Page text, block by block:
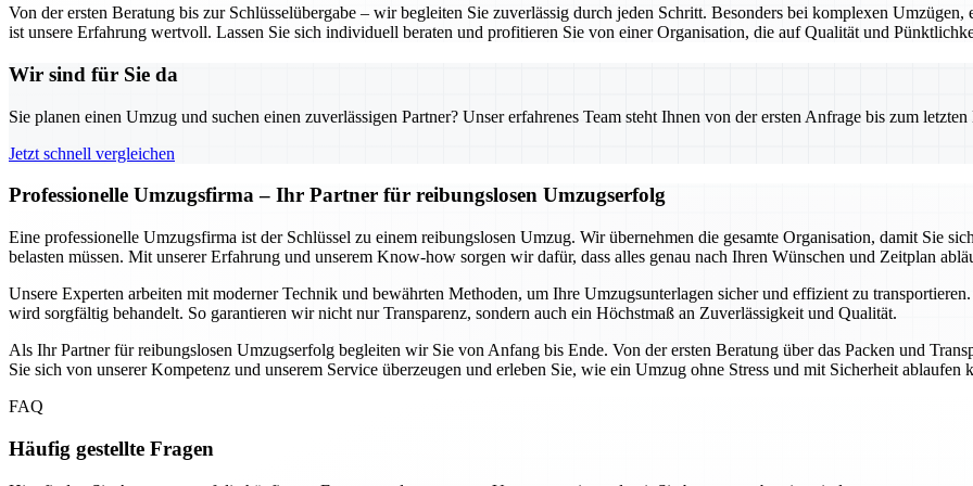
Von der ersten Beratung bis zur Schlüsselübergabe – wir begleiten Sie zuverlässig durch jeden Schritt. Besonders bei komplexen
ist unsere Erfahrung wertvoll. Lassen Sie sich individuell beraten und profitieren Sie von einer Organisation, die auf Qualität und
Wir sind für Sie da
Sie planen einen Umzug und suchen einen zuverlässigen Partner? Unser erfahrenes Team steht Ihnen von der ersten Anfrage bis zum
Jetzt schnell vergleichen
Professionelle Umzugsfirma – Ihr Partner für reibungslosen Umzugserfolg
Eine professionelle Umzugsfirma ist der Schlüssel zu einem reibungslosen Umzug. Wir übernehmen die gesamte Organisation, damit Sie
belasten müssen. Mit unserer Erfahrung und unserem Know-how sorgen wir dafür, dass alles genau nach Ihren Wünschen und Zeitplan
Unsere Experten arbeiten mit moderner Technik und bewährten Methoden, um Ihre Umzugsunterlagen sicher und effizient zu
wird sorgfältig behandelt. So garantieren wir nicht nur Transparenz, sondern auch ein Höchstmaß an Zuverlässigkeit und Qualität.
Als Ihr Partner für reibungslosen Umzugserfolg begleiten wir Sie von Anfang bis Ende. Von der ersten Beratung über das Packen und
Sie sich von unserer Kompetenz und unserem Service überzeugen und erleben Sie, wie ein Umzug ohne Stress und mit Sicherheit ablaufen
FAQ
Häufig gestellte Fragen